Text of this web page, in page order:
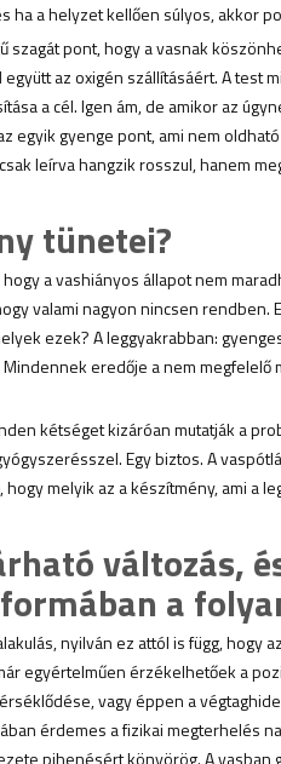
ha a helyzet kellően súlyos, akkor
szagát pont, hogy a vasnak
az oxigén szállításáért. A test
a cél. Igen ám, de amikor az
egyik gyenge pont, ami nem
leírva hangzik rosszul, hanem
tünetei?
a vashiányos állapot nem
valami nagyon nincsen
ezek? A leggyakrabban:
eredője a nem
kétséget kizáróan mutatják a
Egy biztos. A
melyik az a készítmény, ami a
változás,
a
nyilván ez attól is függ, hogy
egyértelműen érzékelhetőek a
vagy éppen a
érdemes a fizikai megterhelés
pihenésért könyörög. A